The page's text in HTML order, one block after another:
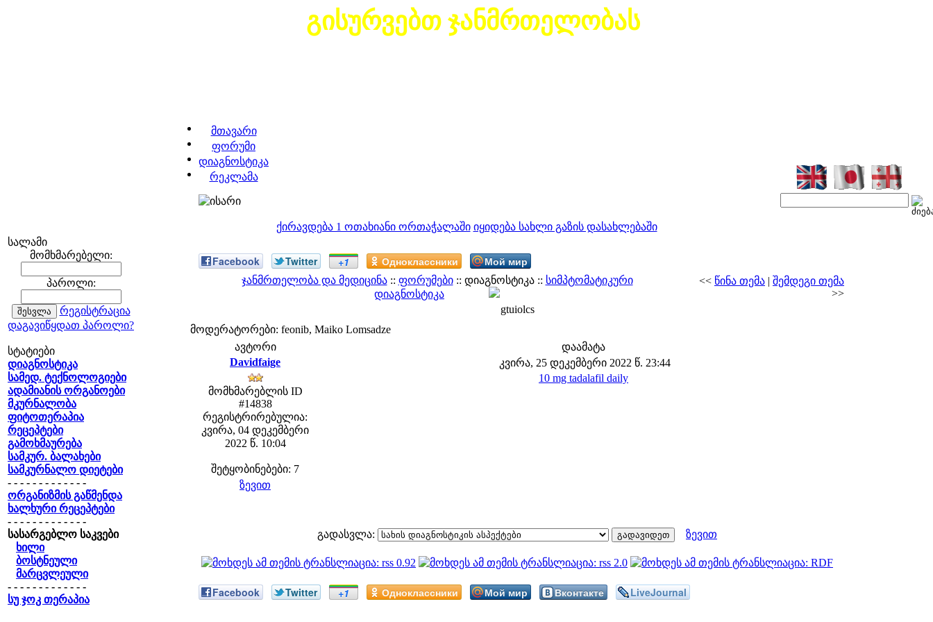
გისურვებთ ჯანმრთელობას
მთავარი
ფორუმი
დიაგნოსტიკა
რეკლამა
ქირავდება 1 ოთახიანი ორთაჭალაში იყიდება სახლი გაზის დასახლებაში
სალამი
მომხმარებელი:
პაროლი:
რეგისტრაცია
დაგავიწყდათ პაროლი?
სტატიები
დიაგნოსტიკა
სამედ. ტექნოლოგიები
ადამიანის ორგანოები
მკურნალობა
ფიტოთერაპია
რეცეპტები
გამოხმაურება
სამკურ. ბალახები
სამკურნალო დიეტები
- - - - - - - - - - - - -
ორგანიზმის გაწმენდა
ხალხური რეცეპტები
- - - - - - - - - - - - -
სასარგებლო საკვები
ხილი
ბოსტნეული
მარცვლეული
- - - - - - - - - - - - -
სუ ჯოკ თერაპია
Facebook Twitter +1 Одноклассники Мой мир
ჯანმრთელობა და მედიცინა:: ფორუმები:: დიაგნოსტიკა :: სიმპტომატიკური
დიაგნოსტიკა
<< წინა თემა | შემდეგი თემა
>>
gtuiolcs
მოდერატორები: feonib, Maiko Lomsadze
ავტორი
დაამატა
Davidfaige
კვირა, 25 დეკემბერი 2022 წ. 23:44
მომხმარებლის ID
#14838
რეგისტრირებულია:
კვირა, 04 დეკემბერი
2022 წ. 10:04
შეტყობინებები: 7
10 mg tadalafil daily
ზევით
გადასვლა: ზევით
Facebook Twitter +1 Одноклассники Мой мир Вконтакте LiveJournal